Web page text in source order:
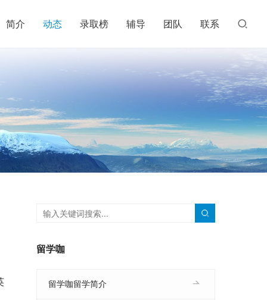
简介 动态 录取榜 辅导 团队 联系
留学咖
留学咖留学简介